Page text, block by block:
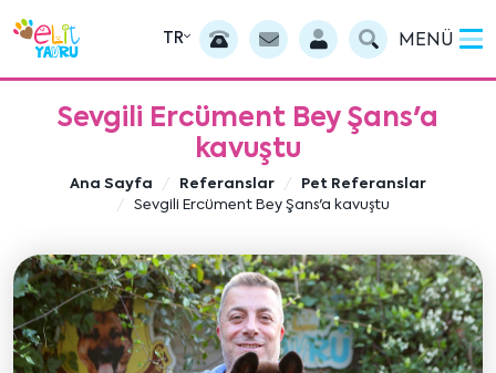
TR MENÜ
Sevgili Ercüment Bey Şans'a
kavuştu
Ana Sayfa Referanslar
Pet Referanslar
Sevgili Ercüment Bey Şans'a kavuştu